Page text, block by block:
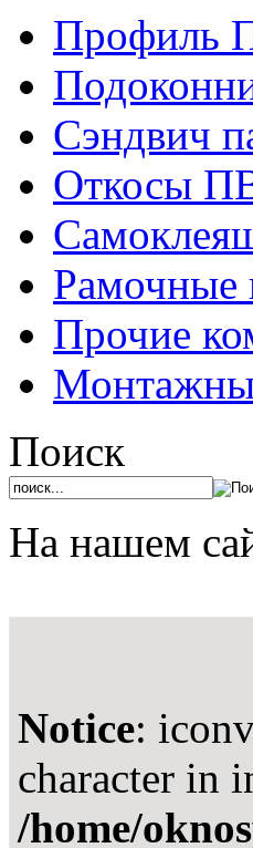
Профиль
Сэндвич
Откосы
Рамочные
Прочие
Поиск
На нашем
Notice:
character in
/home/